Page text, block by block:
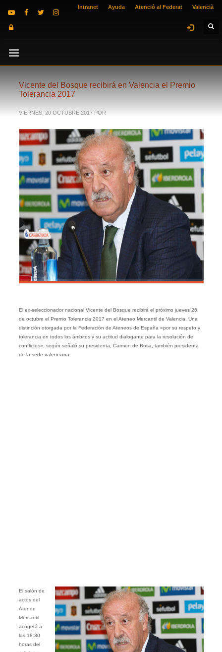
Intranet Ayuda Atenció al Federat Valencià
Vicente del Bosque recibirá en Valencia el Premio
Tolerancia 2017
VIERNES, 20 OCTUBRE 2017 POR
El ex-seleccionador nacional Vicente del Bosque recibirá el próximo jueves 26
de octubre el Premio Tolerancia 2017 en el Ateneo Mercantil de Valencia. Una
distinción otorgada por la Federación de Ateneos de España «por su respeto y
tolerancia en todos los ámbitos y su actitud dialogante para la resolución de
conflictos», según señaló su presidenta, Carmen de Rosa, también presidenta
de la sede valenciana.
El salón de
actos del
Ateneo
Mercantil
acogerá a
las 18:30
horas del